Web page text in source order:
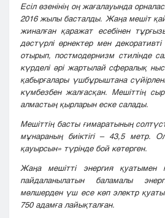
Есіл өзенінің оң жағалауында
2016 жылы басталды. Жаңа мешіт
жиналған қаражат есебінен
дәстүрлі өрнектер мен декоративті
отырып, постмодернизм стилінде
күрделі әрі жартылай сфералық
қабырғалары үшбұрыштана
күмбезбен жалғасқан. Мешіттің
алмастың қырларын еске салады.
Мешіттің басты ғимаратының
мұнараның биіктігі – 43,5 метр.
қауырсын» түрінде бой көтерген.
Жаңа мешітті энергия қуатымен
пайдаланылатын баламалы
мөлшерден үш есе көп электр
750 адамға лайықталған.